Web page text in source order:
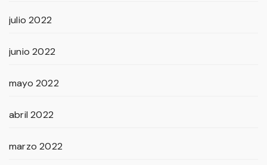
julio 2022
junio 2022
mayo 2022
abril 2022
marzo 2022